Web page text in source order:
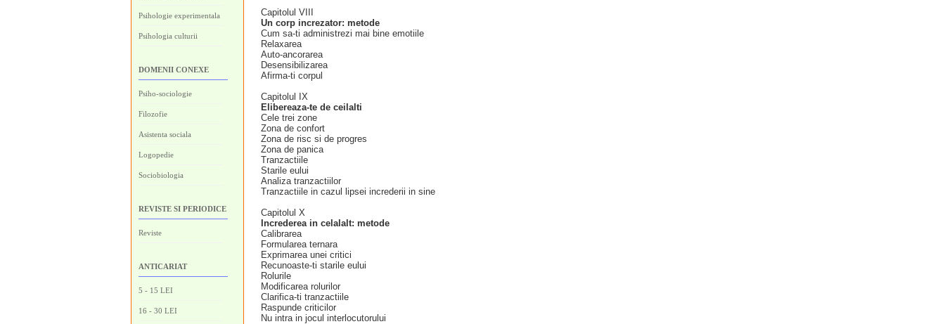
Psihologie experimentala
Psihologia culturii
DOMENII CONEXE
Psiho-sociologie
Filozofie
Asistenta sociala
Logopedie
Sociobiologia
REVISTE SI PERIODICE
Reviste
ANTICARIAT
5 - 15 LEI
16 - 30 LEI
Capitolul VIII
Un corp increzator: metode
Cum sa-ti administrezi mai bine emotiile
Relaxarea
Auto-ancorarea
Desensibilizarea
Afirma-ti corpul
Capitolul IX
Elibereaza-te de ceilalti
Cele trei zone
Zona de confort
Zona de risc si de progres
Zona de panica
Tranzactiile
Starile eului
Analiza tranzactiilor
Tranzactiile in cazul lipsei increderii in sine
Capitolul X
Increderea in celalalt: metode
Calibrarea
Formularea ternara
Exprimarea unei critici
Recunoaste-ti starile eului
Rolurile
Modificarea rolurilor
Clarifica-ti tranzactiile
Raspunde criticilor
Nu intra in jocul interlocutorului